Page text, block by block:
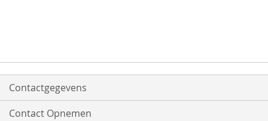
Contactgegevens
Contact Opnemen